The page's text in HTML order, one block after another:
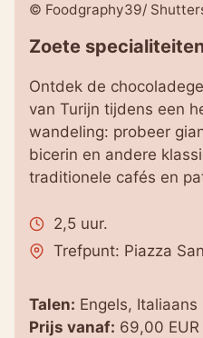
© Foodgraphy39/
Zoete
Ontdek de
van Turijn tijdens een
wandeling: probeer
bicerin en andere
traditionele cafés en
2,5 uur.
Trefpunt: Piazza
Talen: Engels, Italiaans
Prijs vanaf: 69,00 EUR